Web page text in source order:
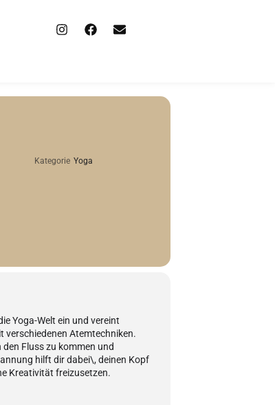
Kategorie Yoga
Yoga-Welt ein und vereint
Atemtechniken.
Fluss zu kommen und
hilft dir dabei\, deinen Kopf
Kreativität freizusetzen.